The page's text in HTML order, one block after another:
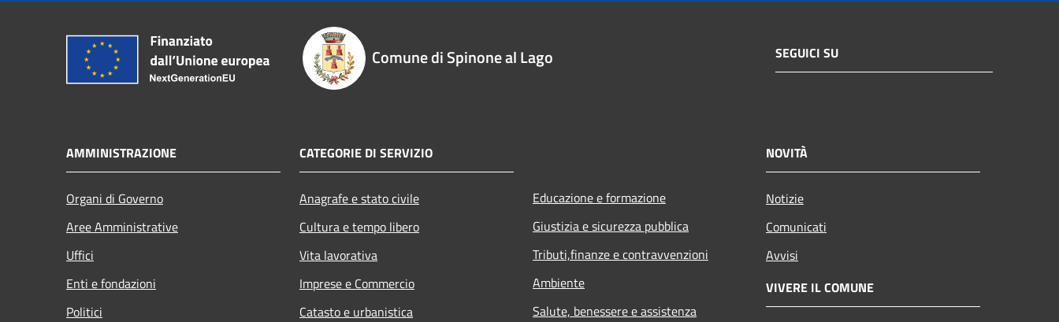
Comune di Spinone al Lago SEGUICI SU
AMMINISTRAZIONE
Organi di Governo
Aree Amministrative
Uffici
Enti e fondazioni
Politici
CATEGORIE DI SERVIZIO
Anagrafe e stato civile
Cultura e tempo libero
Vita lavorativa
Imprese e Commercio
Catasto e urbanistica
Educazione e formazione
Giustizia e sicurezza pubblica
Tributi,finanze e contravvenzioni
Ambiente
Salute, benessere e assistenza
NOVITÀ
Notizie
Comunicati
Avvisi
VIVERE IL COMUNE